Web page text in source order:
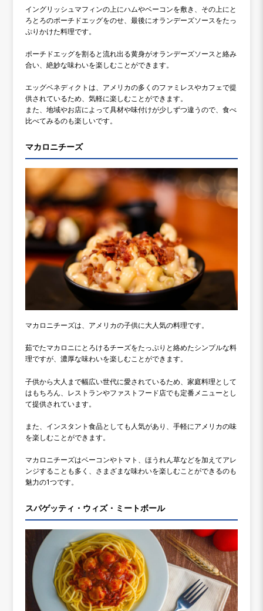
イングリッシュマフィンの上にハムやベーコンを敷き、その上にと
ろとろのポーチドエッグをのせ、最後にオランデーズソースをたっ
ぷりかけた料理です。
ポーチドエッグを割ると流れ出る黄身がオランデーズソースと絡み
合い、絶妙な味わいを楽しむことができます。
エッグベネディクトは、アメリカの多くのファミレスやカフェで提
供されているため、気軽に楽しむことができます。
また、地域やお店によって具材や味付けが少しずつ違うので、食べ
比べてみるのも楽しいです。
マカロニチーズ
マカロニチーズは、アメリカの子供に大人気の料理です。
茹でたマカロニにとろけるチーズをたっぷりと絡めたシンプルな料
理ですが、濃厚な味わいを楽しむことができます。
子供から大人まで幅広い世代に愛されているため、家庭料理として
はもちろん、レストランやファストフード店でも定番メニューとし
て提供されています。
また、インスタント食品としても人気があり、手軽にアメリカの味
を楽しむことができます。
マカロニチーズはベーコンやトマト、ほうれん草などを加えてアレ
ンジすることも多く、さまざまな味わいを楽しむことができるのも
魅力の1つです。
スパゲッティ・ウィズ・ミートボール